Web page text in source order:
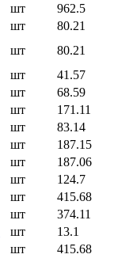
шт
962.5
шт
80.21
шт
80.21
шт
41.57
шт
68.59
шт
171.11
шт
83.14
шт
187.15
шт
187.06
шт
124.7
шт
415.68
шт
374.11
шт
13.1
шт
415.68